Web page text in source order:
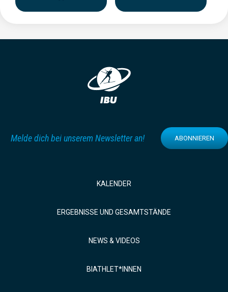
Melde dich bei unserem Newsletter an! ABONNIEREN
KALENDER
ERGEBNISSE UND GESAMTSTÄNDE
NEWS & VIDEOS
BIATHLET*INNEN